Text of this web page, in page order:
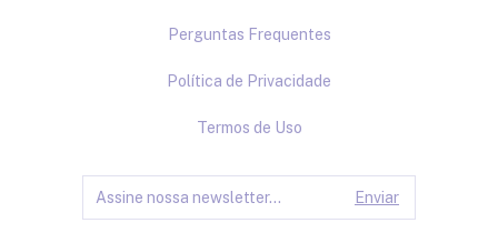
Perguntas Frequentes
Política de Privacidade
Termos de Uso